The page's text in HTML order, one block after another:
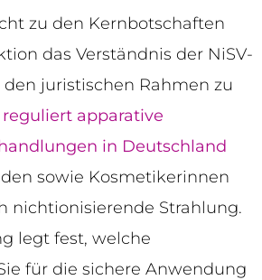
zu den Kernbotschaften
das Verständnis der NiSV-
juristischen Rahmen zu
reguliert apparative
in Deutschland
sowie Kosmetikerinnen
nichtionisierende Strahlung.
legt fest, welche
für die sichere Anwendung